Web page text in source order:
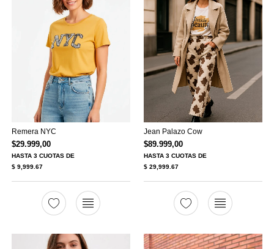
Remera NYC
$29.999,00
HASTA 3 CUOTASDE
$ 9,999.67
Jean Palazo Cow
$89.999,00
HASTA3 CUOTAS DE
$ 29,999.67